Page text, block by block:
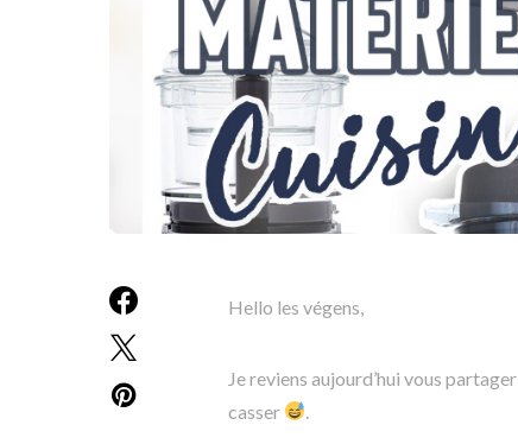
Hello les végens,
Je reviens aujourd’hui vous partager
casser